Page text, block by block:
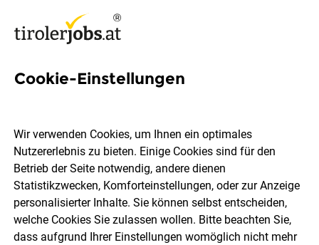
Digital Product Manager (all
BORA Vertriebs GmbH & Co KG
Niederndorf Vollzeit 29.07.2026
Cookie-Einstellungen
Wir verwenden Cookies, um Ihnen ein optimales
Nutzererlebnis zu bieten. Einige Cookies sind für den
Betrieb der Seite notwendig, andere dienen
Statistikzwecken, Komforteinstellungen, oder zur Anzeige
personalisierter Inhalte. Sie können selbst entscheiden,
welche Cookies Sie zulassen wollen. Bitte beachten Sie,
dass aufgrund Ihrer Einstellungen womöglich nicht mehr